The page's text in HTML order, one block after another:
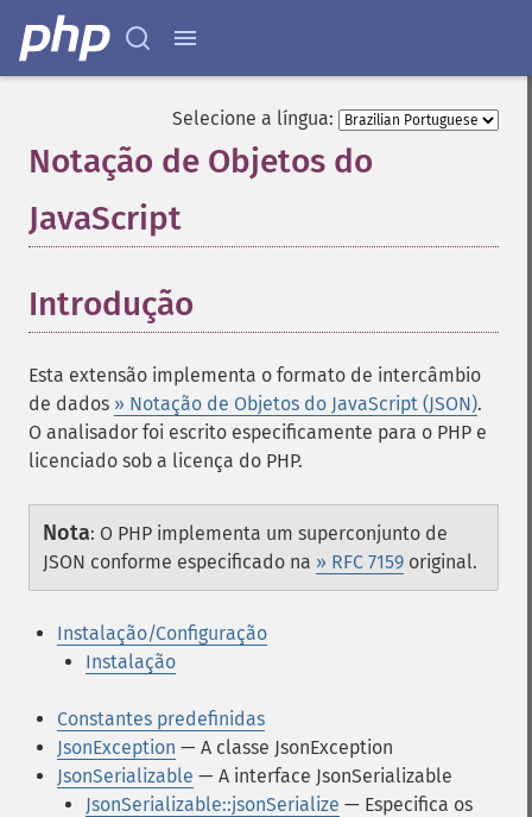
Selecione a língua:
Notação de Objetos do
JavaScript
Introdução
Esta extensão implementa o formato de intercâmbio
de dados » Notação de Objetos do JavaScript (JSON).
O analisador foi escrito especificamente para o PHP e
licenciado sob a licença do PHP.
Nota: O PHP implementa um superconjunto de
JSON conforme especificado na » RFC 7159 original.
Instalação/Configuração
Instalação
Constantes predefinidas
JsonException — A classe JsonException
JsonSerializable — A interface JsonSerializable
JsonSerializable::jsonSerialize — Especifica os